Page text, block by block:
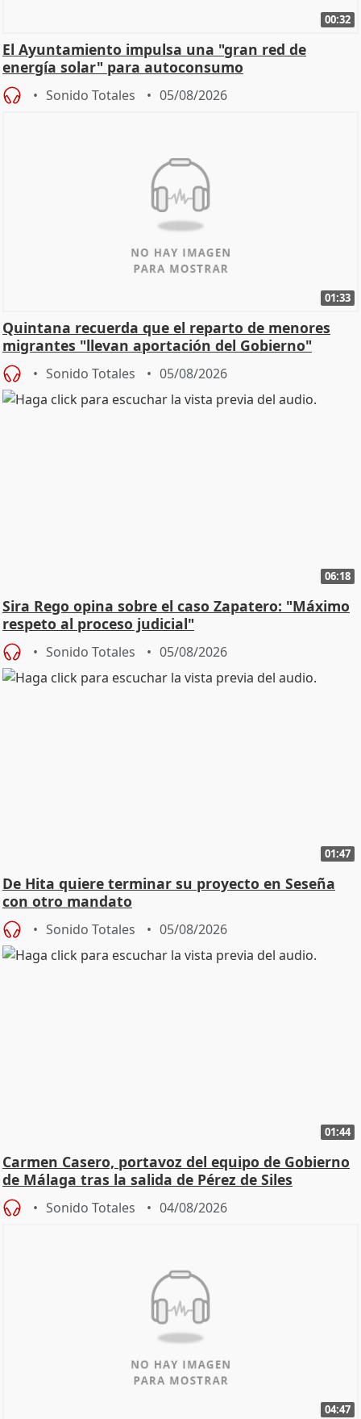
00:32
El Ayuntamiento impulsa una "gran red de
energía solar" para autoconsumo
Sonido Totales 05/08/2026
01:33
Quintana recuerda que el reparto de menores
migrantes "llevan aportación del Gobierno"
central
Sonido Totales 05/08/2026
06:18
Sira Rego opina sobre el caso Zapatero: "Máximo
respeto al proceso judicial"
Sonido Totales 05/08/2026
01:47
De Hita quiere terminar su proyecto en Seseña
con otro mandato
Sonido Totales 05/08/2026
01:44
Carmen Casero, portavoz del equipo de Gobierno
de Málaga tras la salida de Pérez de Siles
Sonido Totales 04/08/2026
04:47